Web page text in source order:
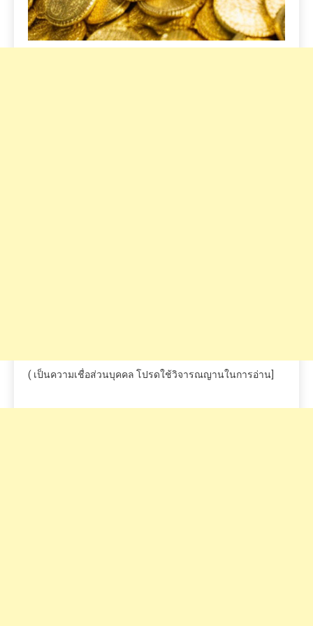
( เป็นความเชื่อส่วนบุคคล โปรดใช้วิจารณญานในการอ่าน